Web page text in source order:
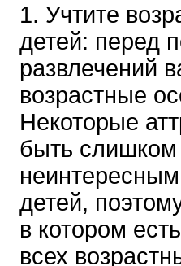
1. Учтите
детей: перед
развлечений
возрастные
Некоторые
быть
детей,
в котором
всех